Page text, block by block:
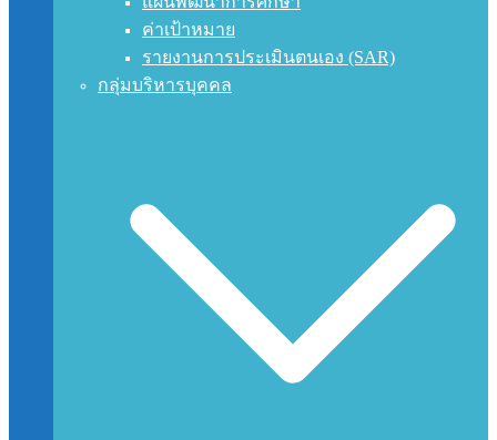
ค่าเป้าหมาย
รายงานการประเมินตนเอง (SAR)
กลุ่มบริหารบุคคล